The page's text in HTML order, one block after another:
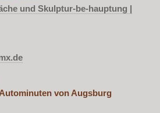
und Skulptur-be-hauptung |
von Augsburg